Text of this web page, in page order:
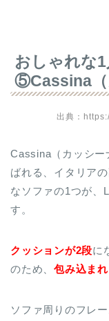
おしゃれな
⑤Cassina（
出典：
Cassina（カッシー
ばれる、イタリア
なソファの1つが、
す。
クッションが2段に
のため、包み込ま
ソファ周りのフレ